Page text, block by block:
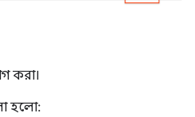
করা।
হলো: